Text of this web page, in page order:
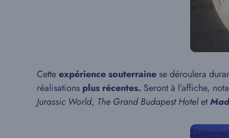
Cetteexpérience souterraine se déroulera
réalisations plus récentes. Seront à l’affiche,
Jurassic World, The Grand Budapest Hotelet